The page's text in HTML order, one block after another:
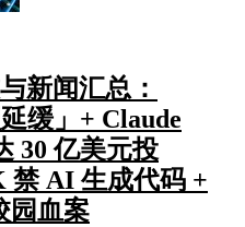
新闻汇总：
缓」+ Claude
30 亿美元投
禁 AI 生成代码 +
园血案